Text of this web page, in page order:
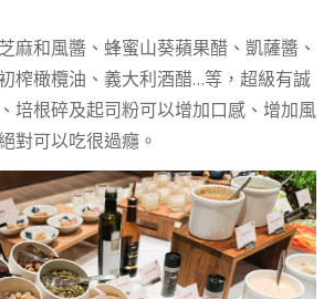
麻和風醬、蜂蜜山葵蘋果醋、凱薩醬、
榨橄欖油、義大利酒醋…等，超級有誠
培根碎及起司粉可以增加口感、增加風
對可以吃很過癮。